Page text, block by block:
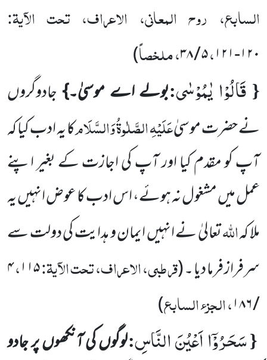
السابع، روح المعانی، الاعراف، تحت الآیۃ:
۱۲۰-۱۲۱،۵/۳۸، ملخصاً)
{ قَالُوْا یٰمُوْسٰى:بولے اے موسیٰ۔} جادوگروں
نے حضرت موسیٰعَلَیْہِ الصَّلٰوۃُ وَالسَّلَامکا یہ ادب کیا کہ
آپ کو مقدمکیا اور آپ کی اجازت کے بغیر اپنے
عمل میں مشغول نہ ہوئے، اس ادب کا عوض انہیں یہ
ملا کہاللہتعالیٰ نے انہیں ایمانو ہدایت کی دولت سے
سرفراز فرما دیا ۔(قرطبی، الاعراف، تحت الآیۃ:۱۱۵،۴
/۱۸۶، الجزء السابع)
{سَحَرُوْۤا اَعْیُنَ النَّاسِ:لوگوں کی آنکھوں پر جادو